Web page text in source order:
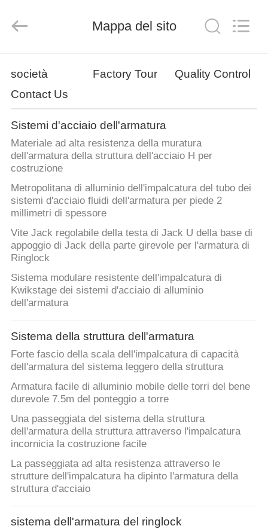
PRODOTTI
SU
DI
NOI
VISITA
DELLA
FABBRICA
CONTROLLO
DI
QUALITÀ
CONTATTACI
RICHIEDA
UNA
CITAZIONE
MAPPA
DEL
SITO
System
Mappa del sito
società Factory Tour
Quality Control
Contact Us
Sistemi d'acciaio dell'armatura
Materiale ad alta resistenza della muratura
dell'armatura della struttura dell'acciaio H per
costruzione
Metropolitana di alluminio dell'impalcatura del tubo dei
sistemi d'acciaio fluidi dell'armatura per piede 2
millimetri di spessore
Vite Jack regolabile della testa di Jack U della base di
appoggio di Jack della parte girevole per l'armatura di
Ringlock
Sistema modulare resistente dell'impalcatura di
Kwikstage dei sistemi d'acciaio di alluminio
dell'armatura
Sistema della struttura dell'armatura
Forte fascio della scala dell'impalcatura di capacità
dell'armatura del sistema leggero della struttura
Armatura facile di alluminio mobile delle torri del bene
durevole 7.5m del ponteggio a torre
Una passeggiata del sistema della struttura
dell'armatura della struttura attraverso l'impalcatura
incornicia la costruzione facile
La passeggiata ad alta resistenza attraverso le
strutture dell'impalcatura ha dipinto l'armatura della
struttura d'acciaio
sistema dell'armatura del ringlock